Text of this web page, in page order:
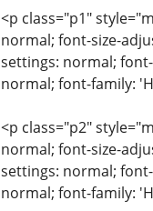
<p class="p1"
normal; font-size-
settings: normal;
normal; font-family:
<p class="p2"
normal; font-size-
settings: normal;
normal; font-family: